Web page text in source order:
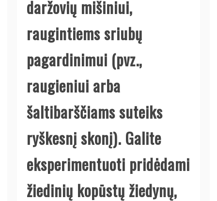
daržovių mišiniui,
raugintiems sriubų
pagardinimui (pvz.,
raugieniui arba
šaltibarščiams suteiks
ryškesnį skonį). Galite
eksperimentuoti pridėdami
žiedinių kopūstų žiedynų,